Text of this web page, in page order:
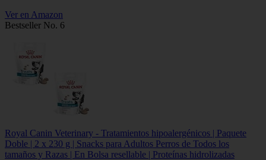
Ver en Amazon
Bestseller No. 6
Royal Canin Veterinary - Tratamientos hipoalergénicos | Paquete
Doble | 2 x 230 g | Snacks para Adultos Perros de Todos los
tamaños y Razas | En Bolsa resellable | Proteínas hidrolizadas